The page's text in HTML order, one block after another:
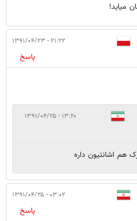
ميايد!
۲۱:۲۲ - ۱۳۹۱/۰۴/۲۳
پاسخ
۱۳:۲۰ - ۱۳۹۱/۰۴/۲۵
هم اشانتیون داره
۰۳:۰۲ - ۱۳۹۱/۰۴/۲۵
پاسخ